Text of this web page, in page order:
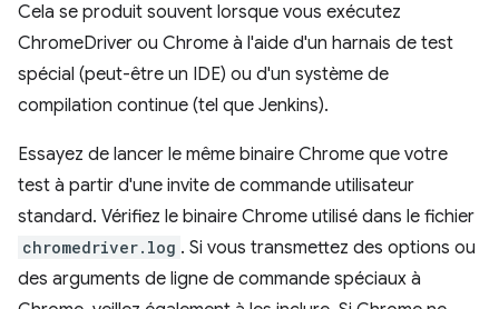
Cela se produit souvent lorsque vous exécutez
ChromeDriver ou Chrome à l'aide d'un harnais de test
spécial (peut-être un IDE) ou d'un système de
compilation continue (tel que Jenkins).
Essayez de lancer le même binaire Chrome que votre
test à partir d'une invite de commande utilisateur
standard. Vérifiez le binaire Chrome utilisé dans le fichier
chromedriver.log . Si vous transmettez des options ou
des arguments de ligne de commande spéciaux à